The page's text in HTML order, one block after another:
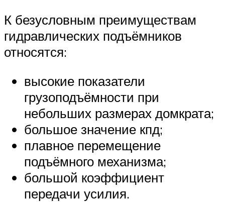
К безусловным преимуществам
гидравлических подъёмников
относятся:
высокие показатели
грузоподъёмности при
небольших размерах домкрата;
большое значение кпд;
плавное перемещение
подъёмного механизма;
большой коэффициент
передачи усилия.